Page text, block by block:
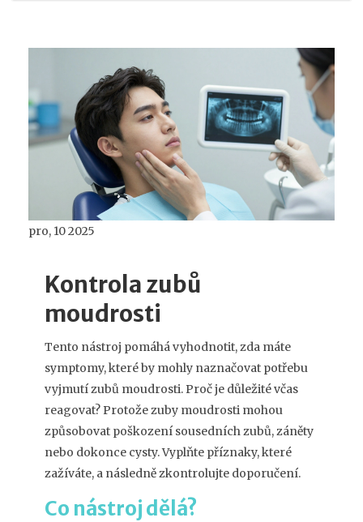
pro, 10 2025
Kontrola zubů
moudrosti
Co nástroj dělá?
Tento nástroj pomáhá vyhodnotit, zda máte
symptomy, které by mohly naznačovat potřebu
vyjmutí zubů moudrosti. Proč je důležité včas
reagovat? Protože zuby moudrosti mohou
způsobovat poškození sousedních zubů, záněty
nebo dokonce cysty. Vyplňte příznaky, které
zažíváte, a následně zkontrolujte doporučení.